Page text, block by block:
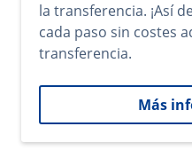
la transferencia. ¡Así
cada paso sin costes
transferencia.
Más